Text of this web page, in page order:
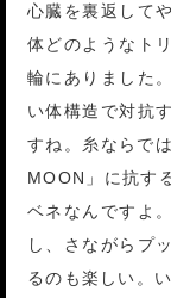
心臓を裏返して
体どのようなト
輪にありました
い体構造で対抗
すね。糸ならで
MOON」に抗す
ベネなんですよ
し、さながらプ
るのも楽しい。